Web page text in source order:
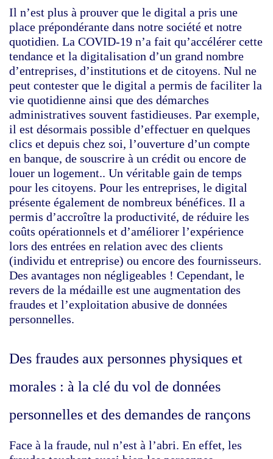
Il n’est plus à prouver que le digital a pris une
place prépondérante dans notre société et notre
quotidien. La COVID-19 n’a fait qu’accélérer cette
tendance et la digitalisation d’un grand nombre
d’entreprises, d’institutions et de citoyens. Nul ne
peut contester que le digital a permis de faciliter la
vie quotidienne ainsi que des démarches
administratives souvent fastidieuses. Par exemple,
il est désormais possible d’effectuer en quelques
clics et depuis chez soi, l’ouverture d’un compte
en banque, de souscrire à un crédit ou encore de
louer un logement.. Un véritable gain de temps
pour les citoyens. Pour les entreprises, le digital
présente également de nombreux bénéfices. Il a
permis d’accroître la productivité, de réduire les
coûts opérationnels et d’améliorer l’expérience
lors des entrées en relation avec des clients
(individu et entreprise) ou encore des fournisseurs.
Des avantages non négligeables ! Cependant, le
revers de la médaille est une augmentation des
fraudes et l’exploitation abusive de données
personnelles.
Des fraudes aux personnes physiques et
morales : à la clé du vol de données
personnelles et des demandes de rançons
Face à la fraude, nul n’est à l’abri. En effet, les